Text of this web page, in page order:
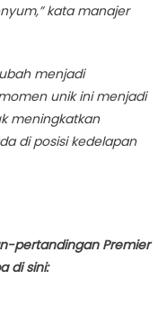
kata manajer
menjadi
unik ini menjadi
meningkatkan
di posisi kedelapan
pertandingan Premier
di sini: